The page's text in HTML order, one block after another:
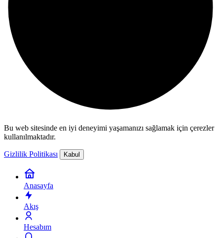
Bu web sitesinde en iyi deneyimi yaşamanızı sağlamak için çerezler
kullanılmaktadır.
Gizlilik Politikası Kabul
Anasayfa
Akış
Hesabım